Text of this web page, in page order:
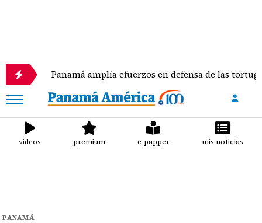
Panamá amplía efuerzos en defensa de las tortugas
videos premium e-papper mis noticias
PANAMÁ